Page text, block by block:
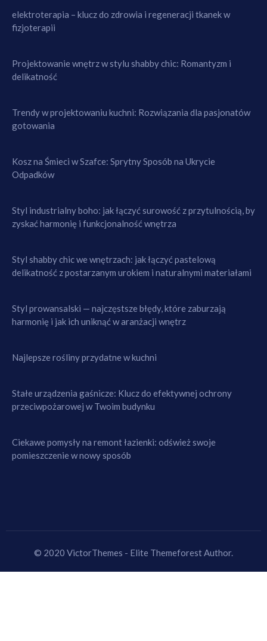
elektroterapia – klucz do zdrowia i regeneracji tkanek w
fizjoterapii
Projektowanie wnętrz w stylu shabby chic: Romantyzm i
delikatność
Trendy w projektowaniu kuchni: Rozwiązania dla pasjonatów
gotowania
Kosz na Śmieci w Szafce: Sprytny Sposób na Ukrycie
Odpadków
Styl industrialny boho: jak łączyć surowość z przytulnością, by
zyskać harmonię i funkcjonalność wnętrza
Styl shabby chic we wnętrzach: jak łączyć pastelową
delikatność z postarzanym urokiem i naturalnymi materiałami
Styl prowansalski — najczęstsze błędy, które zaburzają
harmonię i jak ich uniknąć w aranżacji wnętrz
Najlepsze rośliny przydatne w kuchni
Stałe urządzenia gaśnicze: Klucz do efektywnej ochrony
przeciwpożarowej w Twoim budynku
Ciekawe pomysły na remont łazienki: odśwież swoje
pomieszczenie w nowy sposób
© 2020 VictorThemes - Elite Themeforest Author.